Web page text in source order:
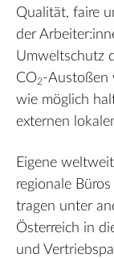
Qualität, faire
der
Umweltschutz
CO2-Austoßen
wie möglich
externen
Eigene
regionale
tragen unter
Österreich in
und